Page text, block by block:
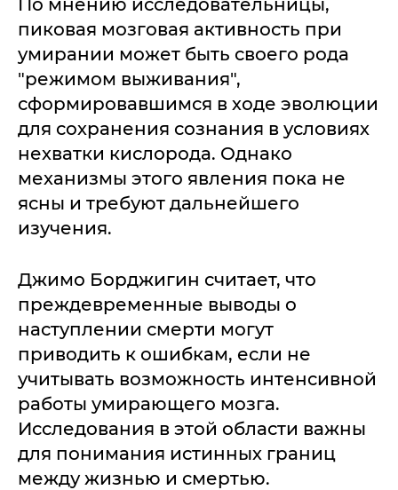
По мнению исследовательницы,
пиковая мозговая активность при
умирании может быть своего рода
"режимом выживания",
сформировавшимся в ходе эволюции
для сохранения сознания в условиях
нехватки кислорода. Однако
механизмы этого явления пока не
ясны и требуют дальнейшего
изучения.
Джимо Борджигин считает, что
преждевременные выводы о
наступлении смерти могут
приводить к ошибкам, если не
учитывать возможность интенсивной
работы умирающего мозга.
Исследования в этой области важны
для понимания истинных границ
между жизнью и смертью.